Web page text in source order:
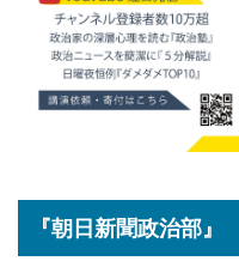
『朝日新聞政治部』